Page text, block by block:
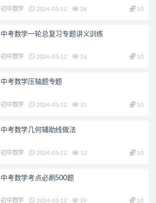
初中数学 2024-03-12 26 10
中考数学一轮总复习专题讲义训练
初中数学 2024-03-12 16 10
中考数学压轴题专题
初中数学 2024-03-12 35 10
中考数学几何辅助线做法
初中数学 2024-03-12 12 10
中考数学考点必刷500题
初中数学 2024-03-12 39 10